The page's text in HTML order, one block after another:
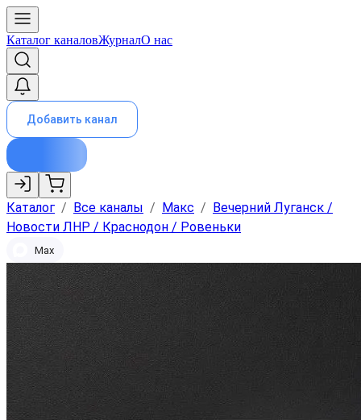
Каталог каналовЖурналО нас
Добавить канал
Каталог / Все каналы / Макс / Вечерний Луганск /
Новости ЛНР / Краснодон / Ровеньки
Max